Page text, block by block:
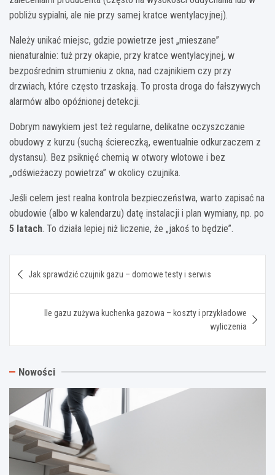
pobliżu sypialni, ale nie przy samej kratce wentylacyjnej).
Należy unikać miejsc, gdzie powietrze jest „mieszane”
nienaturalnie: tuż przy okapie, przy kratce wentylacyjnej, w
bezpośrednim strumieniu z okna, nad czajnikiem czy przy
drzwiach, które często trzaskają. To prosta droga do fałszywych
alarmów albo opóźnionej detekcji.
Dobrym nawykiem jest też regularne, delikatne oczyszczanie
obudowy z kurzu (suchą ściereczką, ewentualnie odkurzaczem z
dystansu). Bez psiknięć chemią w otwory wlotowe i bez
„odświeżaczy powietrza” w okolicy czujnika.
Jeśli celem jest realna kontrola bezpieczeństwa, warto zapisać na
obudowie (albo w kalendarzu) datę instalacji i plan wymiany, np. po
5 latach. To działa lepiej niż liczenie, że „jakoś to będzie”.
wpisu
Jak sprawdzić czujnik gazu – domowe testy i serwis
Ile gazu zużywa kuchenka gazowa – koszty i przykładowe
wyliczenia
Nowości